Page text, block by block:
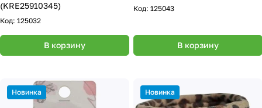
(KRE25910345)
Код: 125032
В корзину
Код: 125043
В корзину
Новинка Новинка